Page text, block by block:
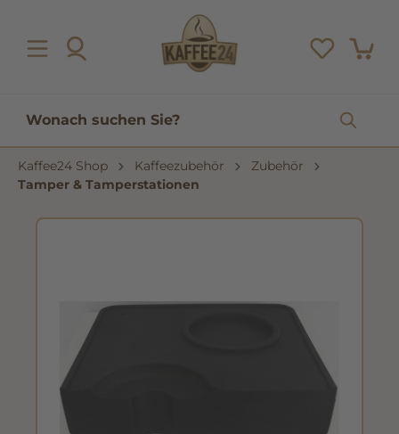
Kaffee24 Shop Kaffeezubehör
Zubehör
Tamper & Tamperstationen